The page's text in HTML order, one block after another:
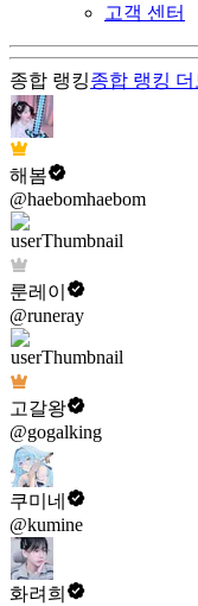
고객 센터
종합 랭킹종합 랭킹 더
해봄
@haebomhaebom
룬레이
@runeray
고갈왕
@gogalking
쿠미네
@kumine
화려희